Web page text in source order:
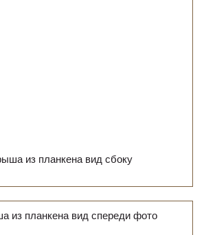
из планкена вид сбоку